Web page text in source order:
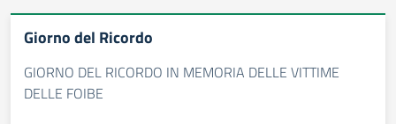
Giorno del Ricordo
GIORNO DEL RICORDO IN MEMORIA DELLE VITTIME
DELLE FOIBE